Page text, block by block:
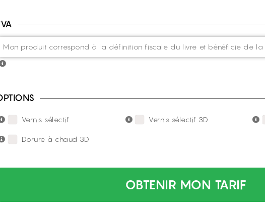
Vernis sélectif Vernis sélectif 3D
Dorure à chaud 3D
OBTENIR MON TARIF